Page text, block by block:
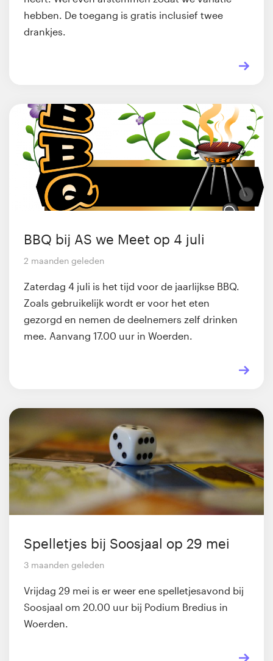
hebben. De toegang is gratis inclusief twee
drankjes.
BBQ bij AS we Meet op 4 juli
2 maanden geleden
Zaterdag 4 juli is het tijd voor de jaarlijkse BBQ.
Zoals gebruikelijk wordt er voor het eten
gezorgd en nemen de deelnemers zelf drinken
mee. Aanvang 17.00 uur in Woerden.
Spelletjes bij Soosjaal op 29 mei
3 maanden geleden
Vrijdag 29 mei is er weer ene spelletjesavond bij
Soosjaal om 20.00 uur bij Podium Bredius in
Woerden.